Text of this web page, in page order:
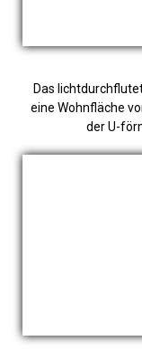
Das
eine Wohnfläche
der U-